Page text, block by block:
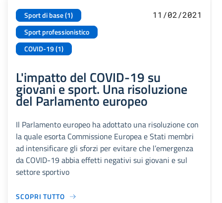
Sport di base (1)
Sport professionistico
COVID-19 (1)
11/02/2021
L'impatto del COVID-19 su
giovani e sport. Una risoluzione
del Parlamento europeo
Il Parlamento europeo ha adottato una risoluzione con
la quale esorta Commissione Europea e Stati membri
ad intensificare gli sforzi per evitare che l’emergenza
da COVID-19 abbia effetti negativi sui giovani e sul
settore sportivo
SCOPRI TUTTO